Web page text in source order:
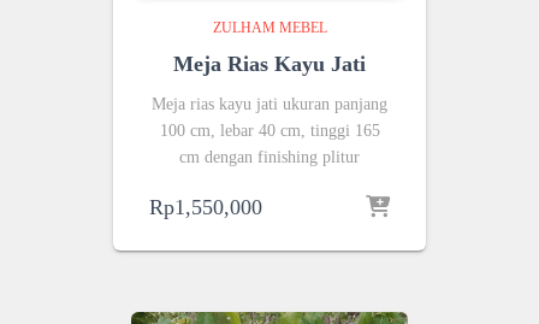
ZULHAM MEBEL
Meja Rias Kayu Jati
Meja rias kayu jati ukuran panjang
100 cm, lebar 40 cm, tinggi 165
cm dengan finishing plitur
Rp1,550,000